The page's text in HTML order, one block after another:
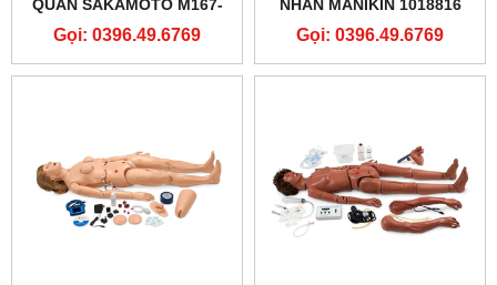
QUẢN SAKAMOTO M167-
SAKAMOTO AIRWAY
MANAGEMENT TRAINER
Gọi: 0396.49.6769
NHÂN MANIKIN 1018816
[P10/1] CAO CẤP- 3B
SCIENTIFIC® PATIENT
Gọi: 0396.49.6769